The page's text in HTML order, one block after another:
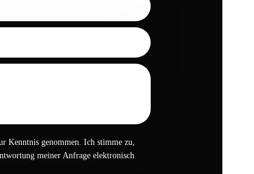
Kenntnis genommen. Ich stimme zu,
meiner Anfrage elektronisch